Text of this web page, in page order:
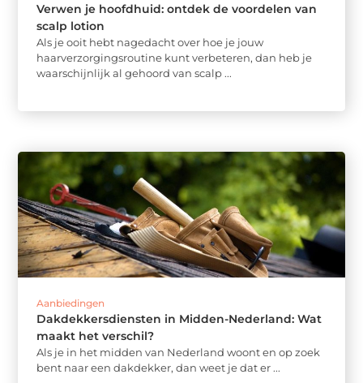
Verwen je hoofdhuid: ontdek de voordelen van
scalp lotion
Als je ooit hebt nagedacht over hoe je jouw
haarverzorgingsroutine kunt verbeteren, dan heb je
waarschijnlijk al gehoord van scalp ...
Aanbiedingen
Dakdekkersdiensten in Midden-Nederland: Wat
maakt het verschil?
Als je in het midden van Nederland woont en op zoek
bent naar een dakdekker, dan weet je dat er ...